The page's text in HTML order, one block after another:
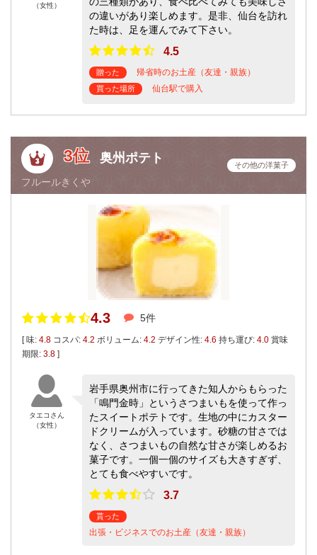
（女性）
の違いがあり楽しめます。是非、仙台を訪れ
た時は、足を運んでみて下さい。
4.5
贈った 帰省時のお土産（友達・親族）
買った場所 仙台駅で購入
3位 奥州ポテト
フルールきくや
その他の洋菓子
4.3 5件
[ 味: 4.8 コスパ: 4.2 ボリューム: 4.2 デザイン性: 4.6 持ち運び: 4.0 賞味
期限: 3.8 ]
タエコさん
（女性）
岩手県奥州市に行ってきた知人からもらった
「鳴門金時」というさつまいもを使って作っ
たスイートポテトです。生地の中にカスター
ドクリームが入っています。砂糖の甘さでは
なく、さつまいもの自然な甘さが楽しめるお
菓子です。一個一個のサイズも大きすぎず、
とても食べやすいです。
3.7
貰った
出張・ビジネスでのお土産（友達・親族）